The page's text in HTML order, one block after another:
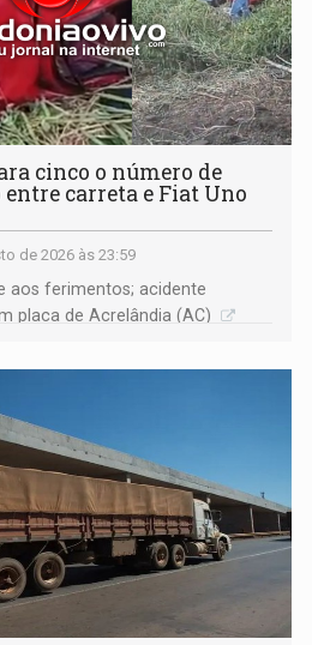
cinco o número de
carreta e Fiat Uno
de 2026 às 23:59
aos ferimentos; acidente
placa de Acrelândia (AC)